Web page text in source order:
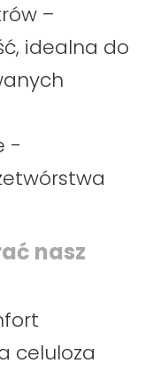
–
idealna do
-
nasz
celuloza